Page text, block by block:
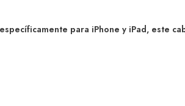
para iPhone y iPad, este